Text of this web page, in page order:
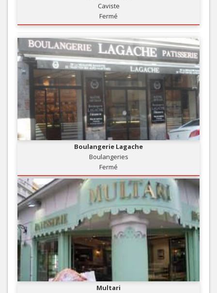
Caviste
Fermé
Boulangerie Lagache
Boulangeries
Fermé
Multari